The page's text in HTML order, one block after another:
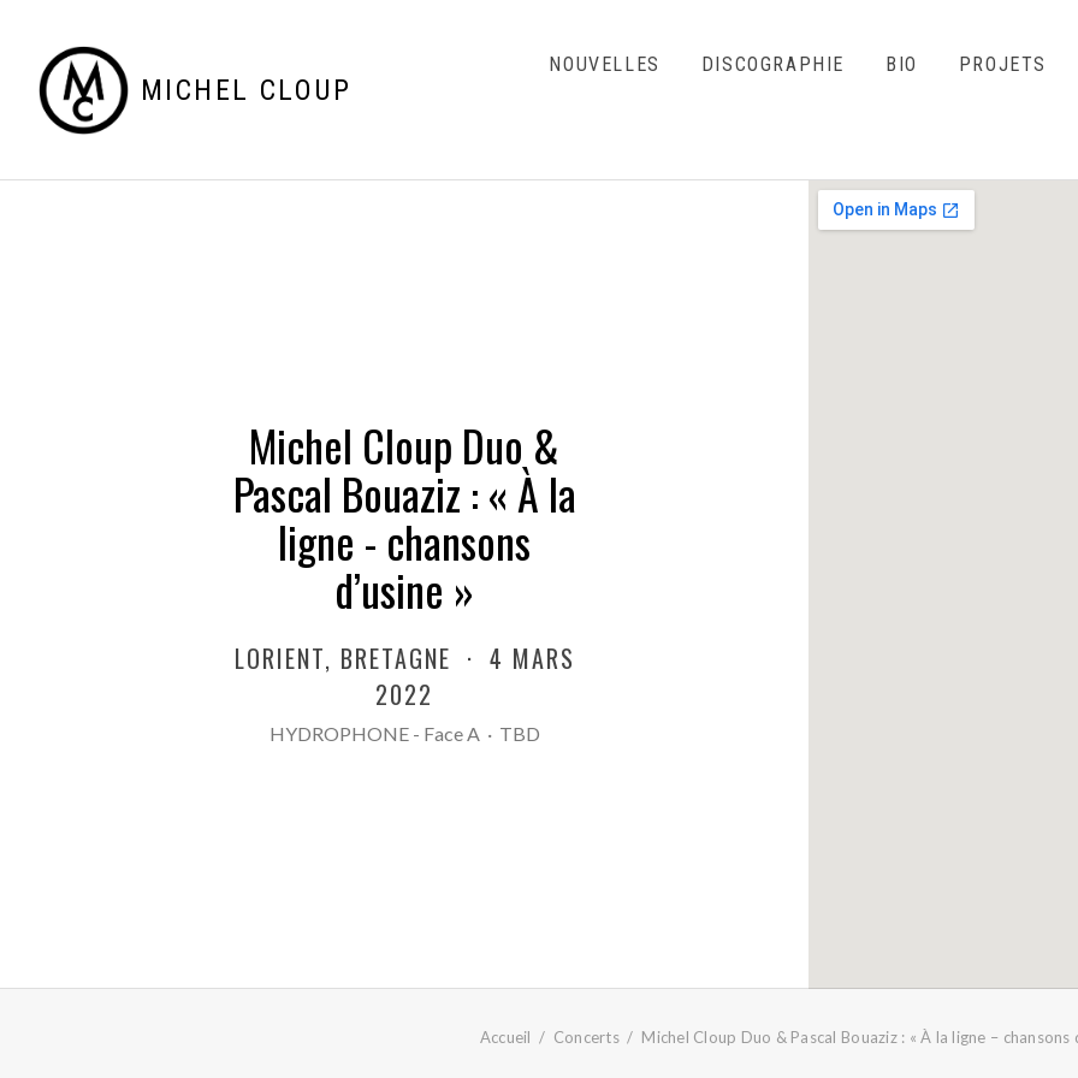
MICHEL CLOUP
NOUVELLES DISCOGRAPHIE BIO PROJETS
Michel Cloup Duo &
Pascal Bouaziz : « À la
ligne - chansons
d’usine »
LORIENT, BRETAGNE · 4 MARS
2022
HYDROPHONE - Face A · TBD
Accueil Concerts Michel Cloup Duo & Pascal Bouaziz : « À la ligne – chansons